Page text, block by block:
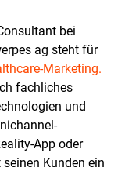
bei
ag steht für
Marketing.
fachliches
und
App oder
Kunden ein